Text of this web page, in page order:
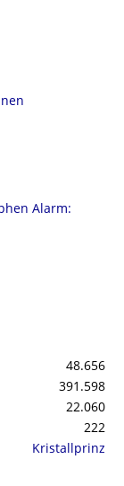
Alarm:
48.656
391.598
22.060
222
Kristallprinz